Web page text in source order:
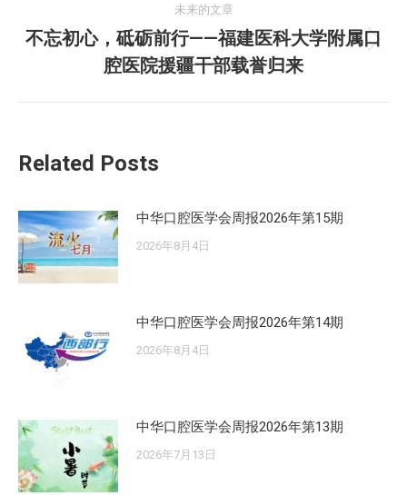
文
章：
未来的文章
来
的
不忘初心，砥砺前行——福建医科大学附属口
腔医院援疆干部载誉归来
Related Posts
中华口腔医学会周报2026年第15期
2026年8月4日
中华口腔医学会周报2026年第14期
2026年8月4日
中华口腔医学会周报2026年第13期
2026年7月13日